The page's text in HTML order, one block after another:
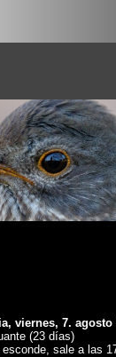
viernes, 7. agosto
(23 días)
esconde, sale a las